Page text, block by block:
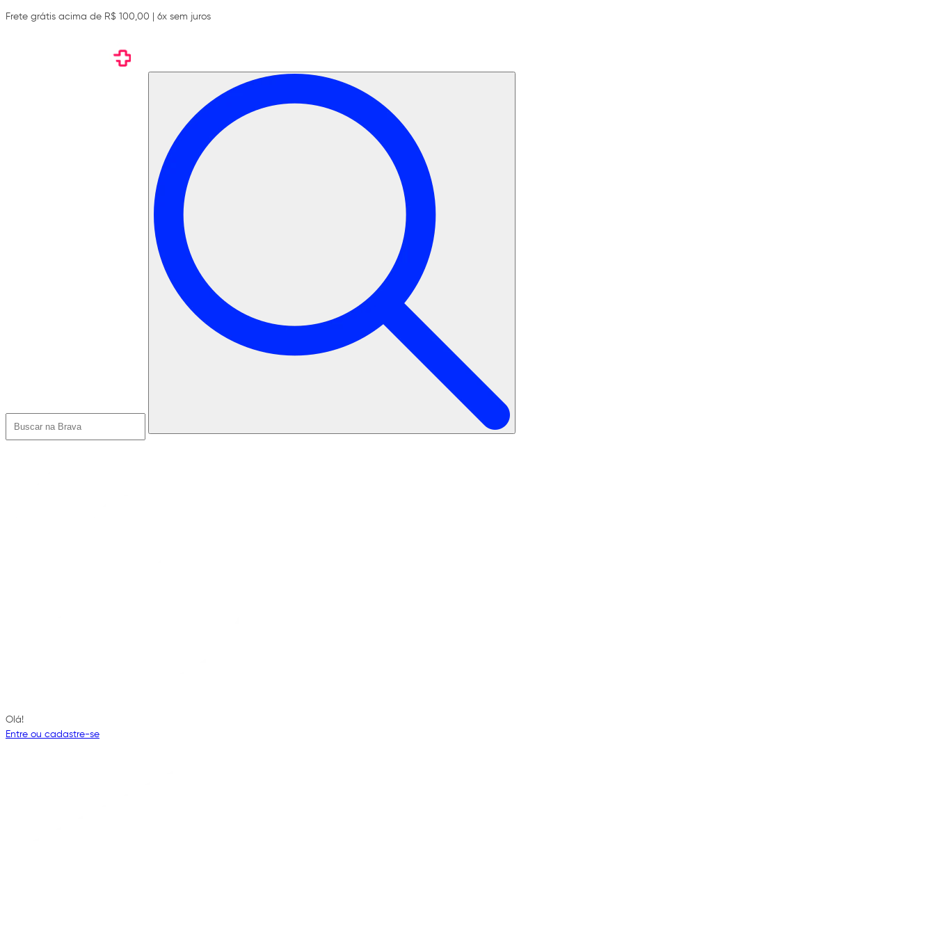
Frete grátis acima de R$ 100,00 | 6x sem juros
Olá!
Entre ou cadastre-se